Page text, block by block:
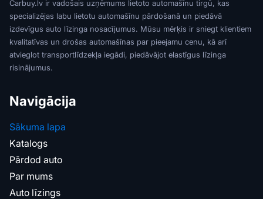
Carbuy.lv ir vadošais uzņēmums lietoto automašīnu tirgū, kas
specializējas labu lietotu automašīnu pārdošanā un piedāvā
izdevīgus auto līzinga nosacījumus. Mūsu mērķis ir sniegt klientiem
kvalitatīvas un drošas automašīnas par pieejamu cenu, kā arī
atvieglot transportlīdzekļa iegādi, piedāvājot elastīgus līzinga
risinājumus.
Navigācija
Sākuma lapa
Katalogs
Pārdod auto
Par mums
Auto līzings